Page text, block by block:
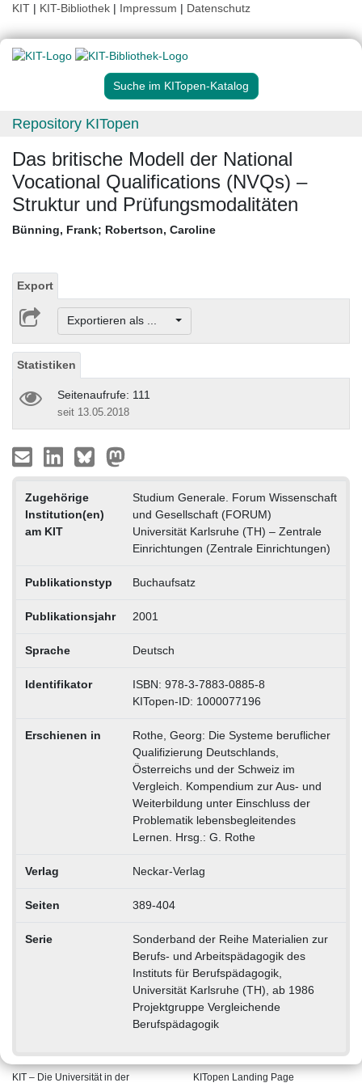
KIT | KIT-Bibliothek | Impressum | Datenschutz
Suche im KITopen-Katalog
Repository KITopen
Das britische Modell der National
Vocational Qualifications (NVQs) –
Struktur und Prüfungsmodalitäten
Bünning, Frank; Robertson, Caroline
Export
Exportieren als ...
Statistiken
Seitenaufrufe: 111
seit 13.05.2018
Zugehörige
Institution(en)
am KIT
Studium Generale. Forum Wissenschaft
und Gesellschaft (FORUM)
Universität Karlsruhe (TH) – Zentrale
Einrichtungen (Zentrale Einrichtungen)
Publikationstyp Buchaufsatz
Publikationsjahr 2001
Sprache Deutsch
Identifikator
ISBN: 978-3-7883-0885-8
KITopen-ID: 1000077196
Erschienen in
Rothe, Georg: Die Systeme beruflicher
Qualifizierung Deutschlands,
Österreichs und der Schweiz im
Vergleich. Kompendium zur Aus- und
Weiterbildung unter Einschluss der
Problematik lebensbegleitendes
Lernen. Hrsg.: G. Rothe
Verlag Neckar-Verlag
Seiten 389-404
Serie
Sonderband der Reihe Materialien zur
Berufs- und Arbeitspädagogik des
Instituts für Berufspädagogik,
Universität Karlsruhe (TH), ab 1986
Projektgruppe Vergleichende
Berufspädagogik
KIT – Die Universität in der KITopen Landing Page